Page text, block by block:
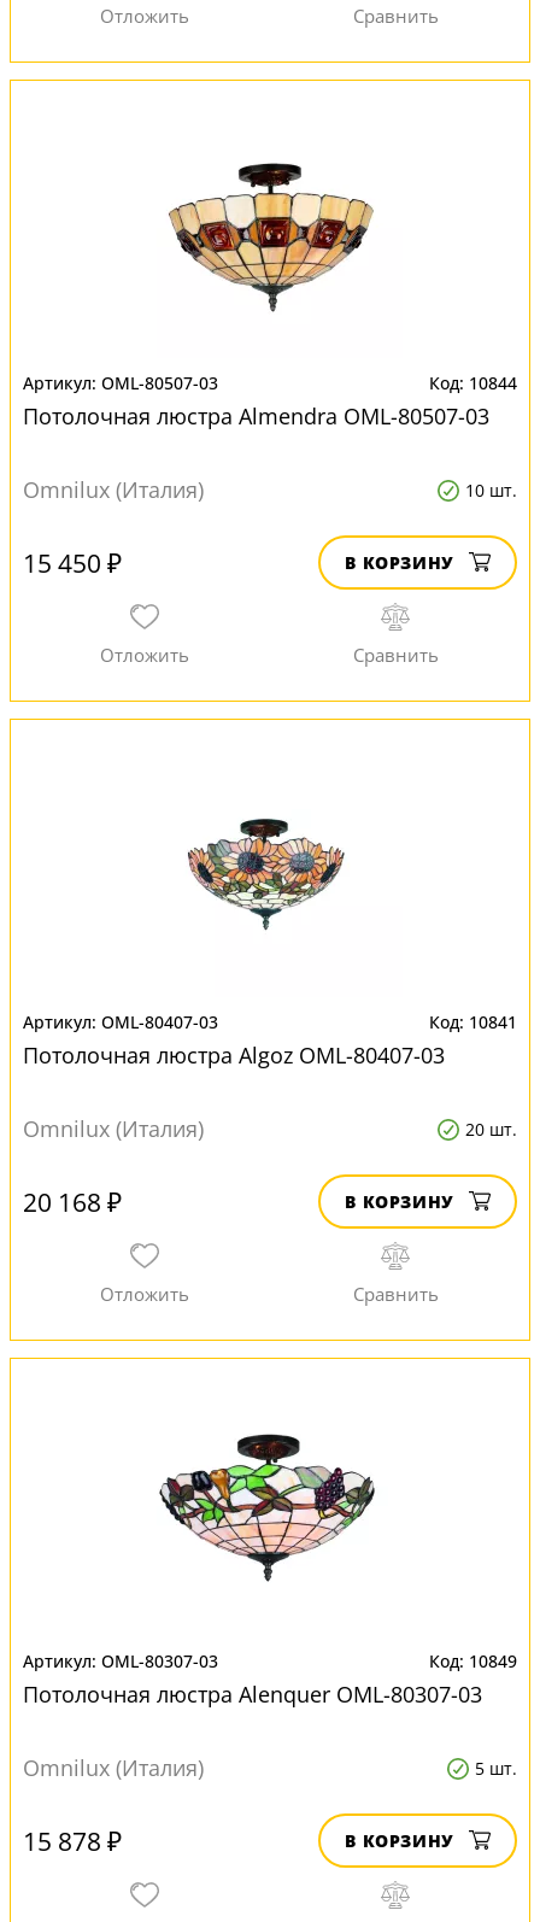
OML-80507-03 10844
Потолочная люстра Almendra OML-80507-03
Omnilux (Италия) 10 шт.
15 450 ₽ В КОРЗИНУ
OML-80407-03 10841
Потолочная люстра Algoz OML-80407-03
Omnilux (Италия) 20 шт.
20 168 ₽ В КОРЗИНУ
OML-80307-03 10849
Потолочная люстра Alenquer OML-80307-03
Omnilux (Италия) 5 шт.
15 878 ₽ В КОРЗИНУ